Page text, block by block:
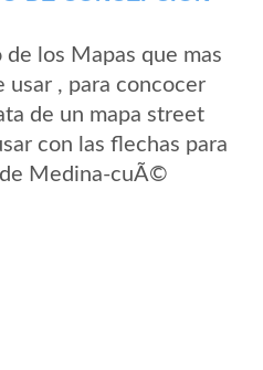
los Mapas que mas
usar , para concocer
de un mapa street
con las flechas para
Medina-cuÃ©